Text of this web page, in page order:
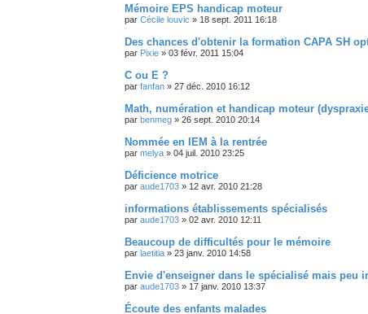
Mémoire EPS handicap moteur
par Cécile louvic » 18 sept. 2011 16:18
Des chances d'obtenir la formation CAPA SH
par Pixie » 03 févr. 2011 15:04
C ou E ?
par fanfan » 27 déc. 2010 16:12
Math, numération et handicap moteur
par benmeg » 26 sept. 2010 20:14
Nommée en IEM à la rentrée
par melya » 04 juil. 2010 23:25
Déficience motrice
par aude1703 » 12 avr. 2010 21:28
informations établissements spécialisés
par aude1703 » 02 avr. 2010 12:11
Beaucoup de difficultés pour le mémoire
par laetitia » 23 janv. 2010 14:58
Envie d'enseigner dans le spécialisé mais peu
par aude1703 » 17 janv. 2010 13:37
Écoute des enfants malades